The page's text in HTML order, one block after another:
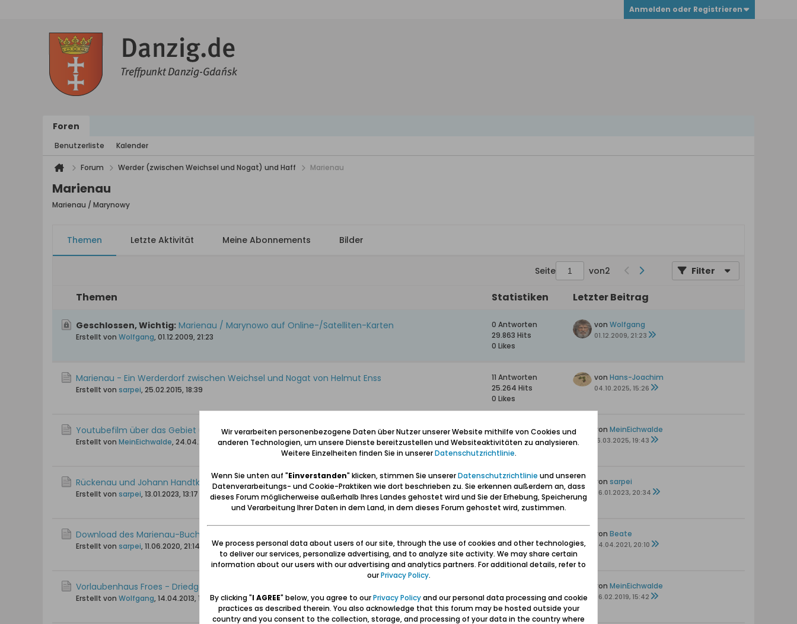
Anmelden oder Registrieren
Foren
Benutzerliste Kalender
Forum Werder (zwischen Weichsel und Nogat) und Haff Marienau
Marienau
Marienau / Marynowy
Themen Letzte Aktivität Meine Abonnements Bilder
Seite von2 Filter
Themen Statistiken Letzter Beitrag
Geschlossen, Wichtig: Marienau / Marynowo auf Online-/Satelliten-Karten
Erstellt von Wolfgang, 01.12.2009, 21:23
0 Antworten
29.863 Hits
0 Likes
von Wolfgang
01.12.2009, 21:23
Marienau - Ein Werderdorf zwischen Weichsel und Nogat von Helmut Enss
Erstellt von sarpei, 25.02.2015, 18:39
11 Antworten
25.264 Hits
0 Likes
von Hans-Joachim
04.10.2025, 15:26
Youtubefilm über das Gebiet um Marienau
Erstellt von MeinEichwalde, 24.04.2021, 14:40
10 Antworten
15.084 Hits
0 Likes
von MeinEichwalde
16.03.2025, 19:43
Rückenau und Johann Handtke - Familiengeschichtliche Einblicke ins 18. Jh.
Erstellt von sarpei, 13.01.2023, 13:17
10 Antworten
11.720 Hits
0 Likes
von sarpei
26.01.2023, 20:34
Download des Marienau-Buches verfügbar!
Erstellt von sarpei, 11.06.2020, 21:14
12.507 Hits
0 Likes
von Beate
24.04.2021, 20:10
Vorlaubenhaus Froes - Driedger (Hof Nr. 10)
Erstellt von Wolfgang, 14.04.2013, 17:24
20.616 Hits
0 Likes
von MeinEichwalde
06.02.2019, 15:42
Wir verarbeiten personenbezogene Daten über Nutzer unserer Website mithilfe von Cookies und
anderen Technologien, um unsere Dienste bereitzustellen und Websiteaktivitäten zu analysieren.
Weitere Einzelheiten finden Sie in unsererDatenschutzrichtlinie.
Wenn Sie unten auf "Einverstanden" klicken, stimmen Sie unsererDatenschutzrichtlinie und unseren
Datenverarbeitungs- und Cookie-Praktiken wie dort beschrieben zu. Sie erkennen außerdem an, dass
dieses Forum möglicherweise außerhalb Ihres Landes gehostet wird und Sie der Erhebung, Speicherung
und Verarbeitung Ihrer Daten in dem Land, in dem dieses Forum gehostet wird, zustimmen.
We process personal data about users of our site, through the use of cookies and other technologies,
to deliver our services, personalize advertising, and to analyze site activity. We may share certain
information about our users with our advertising and analytics partners. For additional details, refer to
ourPrivacy Policy.
By clicking "I AGREE" below, you agree to ourPrivacy Policyand our personal data processing and cookie
practices as described therein. You also acknowledge that this forum may be hosted outside your
country and you consent to the collection, storage, and processing of your data in the country where